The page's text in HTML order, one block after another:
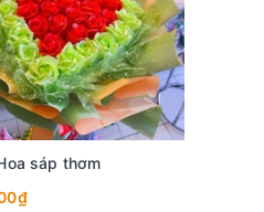
sáp thơm